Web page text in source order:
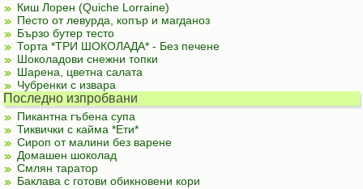
Киш Лорен (Quiche Lorraine)
Песто от левурда, копър и магданоз
Бързо бутер тесто
Торта *ТРИ ШОКОЛАДА* - Без печене
Шоколадови снежни топки
Шарена, цветна салата
Чубренки с извара
Последно изпробвани
Пикантна гъбена супа
Тиквички с кайма *Ети*
Сироп от малини без варене
Домашен шоколад
Смлян таратор
Баклава с готови обикновени кори